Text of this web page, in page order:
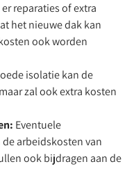
er reparaties of extra
het nieuwe dak kan
ook worden
isolatie kan de
zal ook extra kosten
Eventuele
arbeidskosten van
ook bijdragen aan de